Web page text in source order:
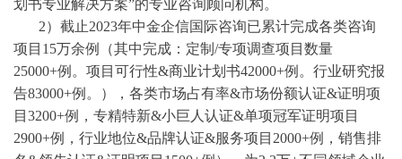
划书专业解决方案”的专业咨询顾问机构。
2）截止2023年中金企信国际咨询已累计完成各类咨询
项目15万余例（其中完成： 定制 /专项调查项目数量
25000+例。项目可行性&商业计划书42000+例。行业研究报
告83000+例。），各类市场占有率&市场份额认证&证明项
目3200+例，专精特新&小巨人认证&单项冠军证明项目
2900+例，行业地位&品牌认证&服务项目2000+例，销售排